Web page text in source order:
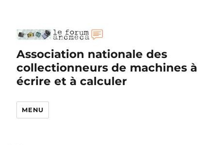
Association nationale des
collectionneurs de machines à
écrire et à calculer
MENU